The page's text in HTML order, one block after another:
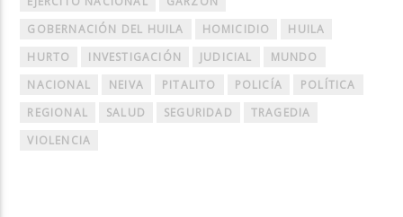
GOBERNACIÓN DEL HUILA
HOMICIDIO
HUILA
HURTO
INVESTIGACIÓN JUDICIAL
MUNDO
NACIONAL
NEIVA PITALITO POLICÍA
POLÍTICA
REGIONAL
SALUD SEGURIDAD
TRAGEDIA
VIOLENCIA